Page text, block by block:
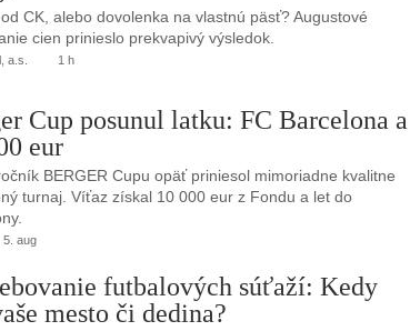
CK, alebo dovolenka na vlastnú päsť? Augustové
cien prinieslo prekvapivý výsledok.
a.s. 1 h
Cup posunul latku: FC Barcelona a
eur
BERGER Cupu opäť priniesol mimoriadne kvalitne
turnaj. Víťaz získal 10 000 eur z Fondu a let do
5. aug
futbalových súťaží: Kedy
mesto či dedina?